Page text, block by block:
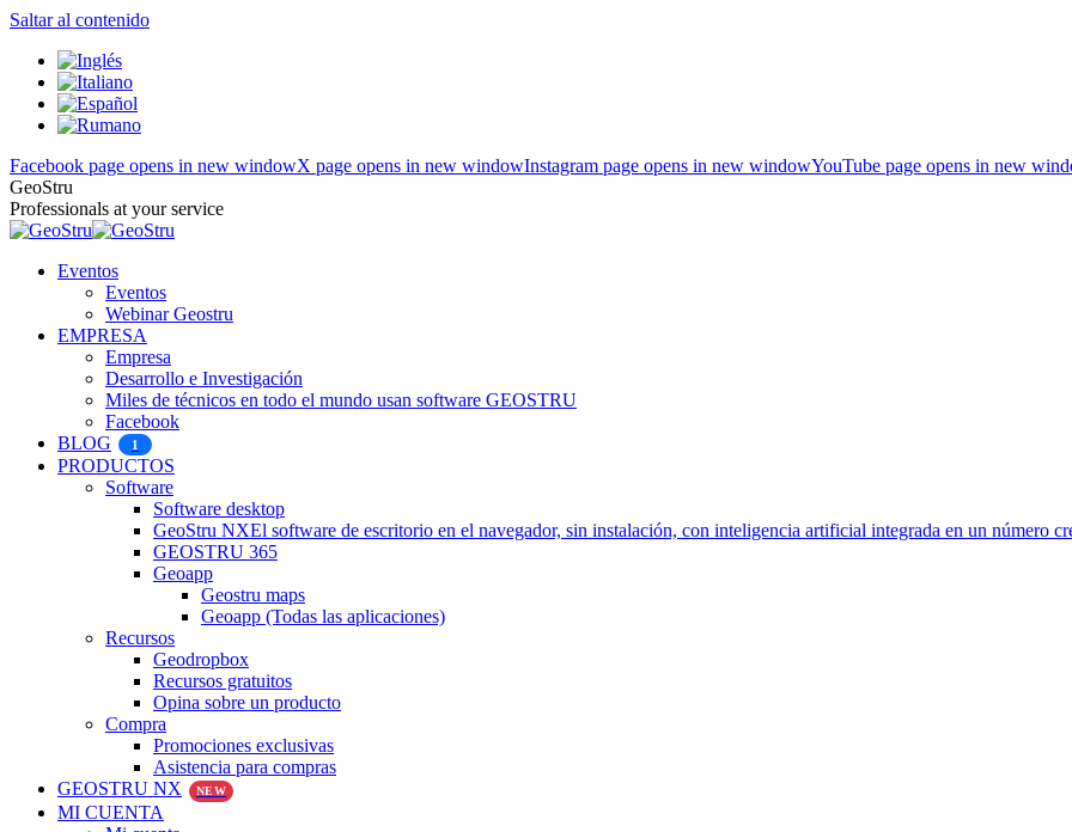
Saltar al contenido
Facebook page opens in new windowX page opens in new windowInstagram page opens in new windowYouTube page opens in new
GeoStru
Professionals at your service
Eventos
Eventos
Webinar Geostru
EMPRESA
Empresa
Desarrollo e Investigación
Miles de técnicos en todo el mundo usan software GEOSTRU
Facebook
BLOG
1
PRODUCTOS
Software
Software desktop
GeoStru NXEl software de escritorio en el navegador, sin instalación, con inteligencia artificial integrada en un número
GEOSTRU 365
Geoapp
Geostru maps
Geoapp (Todas las aplicaciones)
Recursos
Geodropbox
Recursos gratuitos
Opina sobre un producto
Compra
Promociones exclusivas
Asistencia para compras
GEOSTRU NX
NEW
MI CUENTA